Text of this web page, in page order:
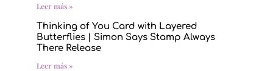
Leer más »
Thinking of You Card with Layered
Butterflies | Simon Says Stamp Always
There Release
Leer más »